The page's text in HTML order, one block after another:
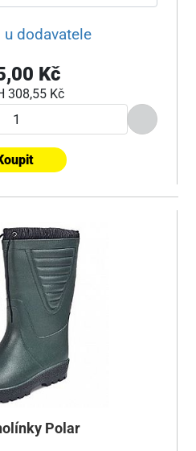
u dodavatele
Kč
308,55 Kč
Polar